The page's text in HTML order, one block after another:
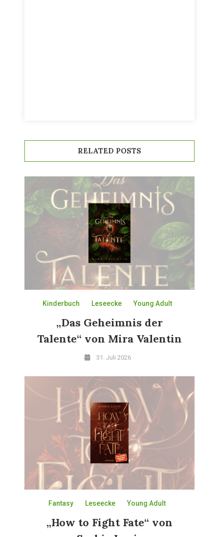
RELATED POSTS
Kinderbuch Leseecke Young Adult
„Das Geheimnis der
Talente“ von Mira Valentin
31. Juli 2026
Fantasy Leseecke Young Adult
„How to Fight Fate“ von